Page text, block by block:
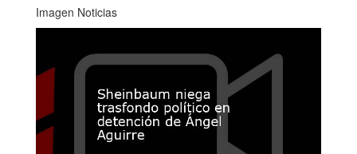
Imagen Noticias